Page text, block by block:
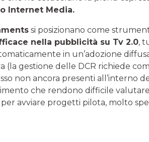
Internet Media.
si posizionano come
nella pubblicità su Tv 2.0,
in un’adozione
(la gestione delle DCR richiede
non ancora presenti all’interno
che rendono difficile
avviare progetti pilota, molto